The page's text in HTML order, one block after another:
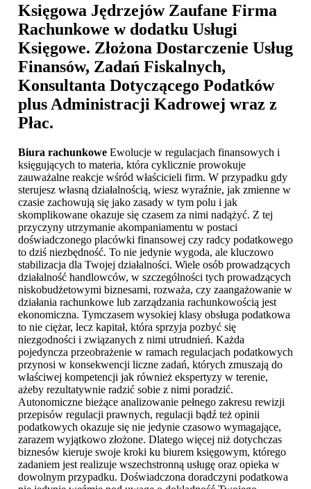
Księgowa JędrzejówZaufane Firma
Rachunkowe w dodatku Usługi
Księgowe. Złożona Dostarczenie Usług
Finansów, Zadań Fiskalnych,
Konsultanta Dotyczącego Podatków
plus Administracji Kadrowej wraz z
Płac.
Biura rachunkowe Ewolucje w regulacjach finansowych i
księgujących to materia, która cyklicznie prowokuje
zauważalne reakcje wśród właścicieli firm. W przypadku gdy
sterujesz własną działalnością, wiesz wyraźnie, jak zmienne w
czasie zachowują się jako zasady w tym polu i jak
skomplikowane okazuje się czasem za nimi nadążyć. Z tej
przyczyny utrzymanie akompaniamentu w postaci
doświadczonego placówki finansowej czy radcy podatkowego
to dziś niezbędność. To nie jedynie wygoda, ale kluczowo
stabilizacja dla Twojej działalności. Wiele osób prowadzących
działalność handlowców, w szczególności tych prowadzących
niskobudżetowymi biznesami, rozważa, czy zaangażowanie w
działania rachunkowe lub zarządzania rachunkowością jest
ekonomiczna. Tymczasem wysokiej klasy obsługa podatkowa
to nie ciężar, lecz kapitał, która sprzyja pozbyć się
niezgodności i związanych z nimi utrudnień. Każda
pojedyncza przeobrażenie w ramach regulacjach podatkowych
przynosi w konsekwencji liczne zadań, których zmuszają do
właściwej kompetencji jak również ekspertyzy w terenie,
ażeby rezultatywnie radzić sobie z nimi poradzić.
Autonomiczne bieżące analizowanie pełnego zakresu rewizji
przepisów regulacji prawnych, regulacji bądź też opinii
podatkowych okazuje się nie jedynie czasowo wymagające,
zarazem wyjątkowo złożone. Dlatego więcej niż dotychczas
biznesów kieruje swoje kroki ku biurem księgowym, którego
zadaniem jest realizuje wszechstronną usługę oraz opieka w
dowolnym przypadku. Doświadczona doradczyni podatkowa